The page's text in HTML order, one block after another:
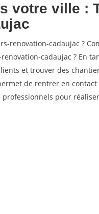
votre ville :
renovation-cadaujac ?
cadaujac ? En
et trouver des
de rentrer en
pour